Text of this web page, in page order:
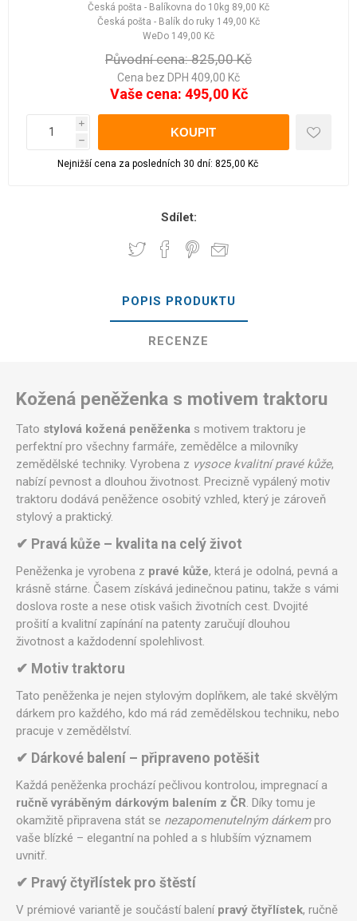
Česká pošta - Balíkovna do 10kg 89,00 Kč
Česká pošta - Balík do ruky 149,00 Kč
WeDo 149,00 Kč
Původní cena: 825,00 Kč
Cena bez DPH 409,00 Kč
Vaše cena: 495,00 Kč
i
h
Nejnižší cena za posledních 30 dní: 825,00 Kč
Sdílet:
POPIS PRODUKTU
RECENZE
Kožená peněženka s motivem traktoru
Tato stylová kožená peněženka s motivem traktoru je
perfektní pro všechny farmáře, zemědělce a milovníky
zemědělské techniky. Vyrobena z vysoce kvalitní pravé kůže,
nabízí pevnost a dlouhou životnost. Precizně vypálený motiv
traktoru dodává peněžence osobitý vzhled, který je zároveň
stylový a praktický.
✔ Pravá kůže – kvalita na celý život
Peněženka je vyrobena z pravé kůže, která je odolná, pevná a
krásně stárne. Časem získává jedinečnou patinu, takže s vámi
doslova roste a nese otisk vašich životních cest. Dvojité
prošití a kvalitní zapínání na patenty zaručují dlouhou
životnost a každodenní spolehlivost.
✔ Motiv traktoru
Tato peněženka je nejen stylovým doplňkem, ale také skvělým
dárkem pro každého, kdo má rád zemědělskou techniku, nebo
pracuje v zemědělství.
✔ Dárkové balení – připraveno potěšit
Každá peněženka prochází pečlivou kontrolou, impregnací a
ručně vyráběným dárkovým balením z ČR. Díky tomu je
okamžitě připravena stát se nezapomenutelným dárkempro
vaše blízké – elegantní na pohled a s hlubším významem
uvnitř.
✔ Pravý čtyřlístek pro štěstí
V prémiové variantě je součástí balení pravý čtyřlístek, ručně